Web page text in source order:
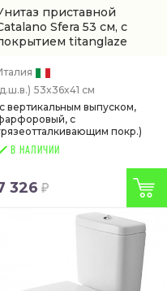
приставной
Sfera 53 см, с
titanglaze
53x36x41 см
вертикальным выпуском,
с
покр.)
В НАЛИЧИИ
326